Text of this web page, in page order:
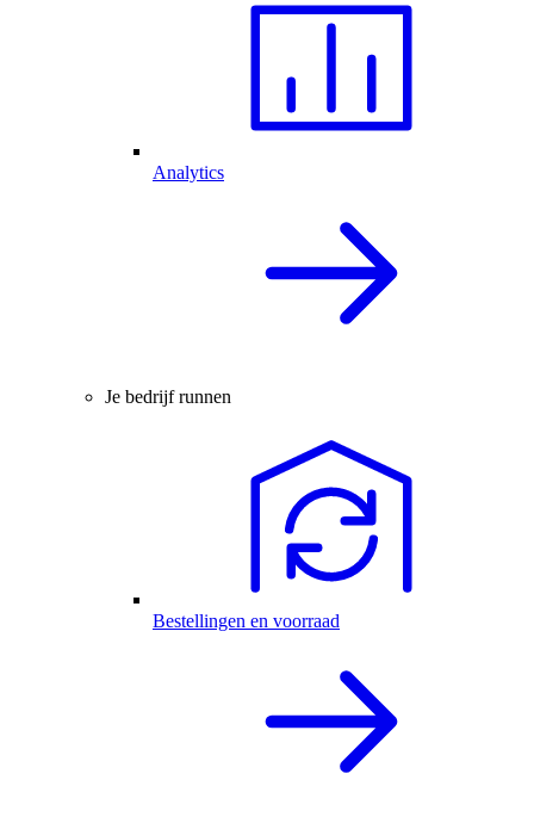
Analytics
Je bedrijf runnen
Bestellingen en voorraad